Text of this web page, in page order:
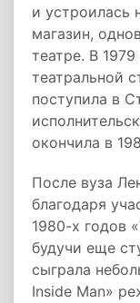
и устроилась
магазин,
театре. В
театральной
поступила в
окончила в
После вуза
благодаря
1980-х годов
будучи еще
сыграла
Inside Man»